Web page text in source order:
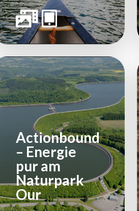
Actionbound
– Energie
pur am
Naturpark
Our